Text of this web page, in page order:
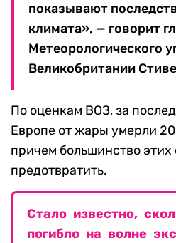
показывают
климата», — говорит
Метеорологического
Великобритании
По оценкам ВОЗ, за
Европе от жары умерли
причем большинство
предотвратить.
Стало известно,
погибло на волне